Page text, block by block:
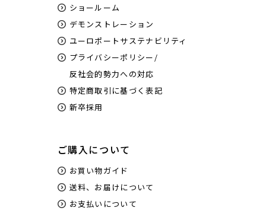
ショールーム
デモンストレーション
ユーロポートサステナビリティ
プライバシーポリシー/
反社会的勢力への対応
特定商取引に基づく表記
新卒採用
ご購入について
お買い物ガイド
送料、お届けについて
お支払いについて